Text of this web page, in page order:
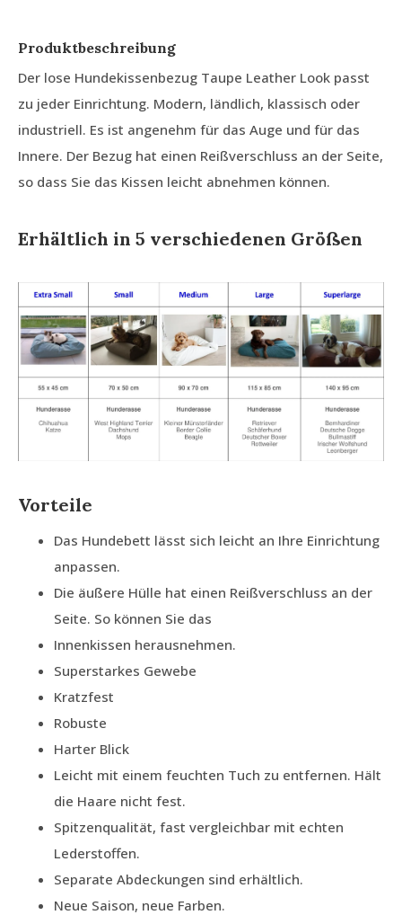
Produktbeschreibung
Der lose Hundekissenbezug Taupe Leather Look passt
zu jeder Einrichtung. Modern, ländlich, klassisch oder
industriell. Es ist angenehm für das Auge und für das
Innere. Der Bezug hat einen Reißverschluss an der Seite,
so dass Sie das Kissen leicht abnehmen können.
Erhältlich in 5 verschiedenen Größen
Vorteile
Das Hundebett lässt sich leicht an Ihre Einrichtung
anpassen.
Die äußere Hülle hat einen Reißverschluss an der
Seite. So können Sie das
Innenkissen herausnehmen.
Superstarkes Gewebe
Kratzfest
Robuste
Harter Blick
Leicht mit einem feuchten Tuch zu entfernen. Hält
die Haare nicht fest.
Spitzenqualität, fast vergleichbar mit echten
Lederstoffen.
Separate Abdeckungen sind erhältlich.
Neue Saison, neue Farben.